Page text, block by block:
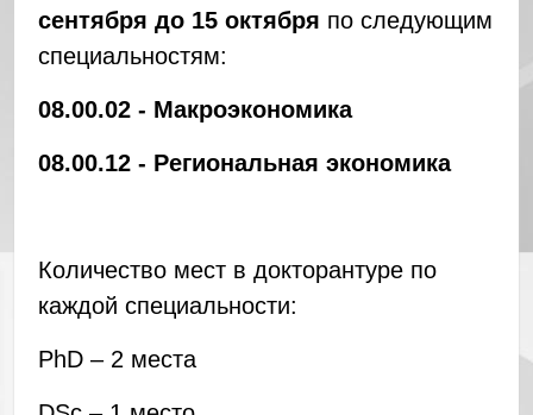
сентября до 15 октября по следующим
специальностям:
08.00.02 - Макроэкономика
08.00.12 - Региональная экономика
Количество мест в докторантуре по
каждой специальности:
PhD – 2 места